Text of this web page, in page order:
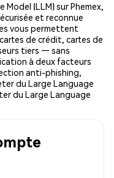
(LLM) sur Phemex,
et reconnue
vous permettent
de crédit, cartes de
tiers — sans
à deux facteurs
anti-phishing,
du Large Language
du Large Language